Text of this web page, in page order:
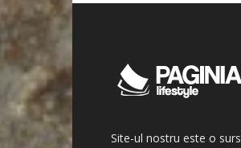
Site-ul nostru este o